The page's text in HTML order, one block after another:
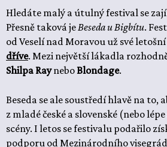
Hledáte malý a útulný festival se
Přesně taková je Beseda u Bigbítu.
od Veselí nad Moravou už své
dříve. Mezi největší lákadla
Shilpa RayneboBlondage.
Beseda se ale soustředí hlavě na to,
z mladé české a slovenské (nebo
scény. I letos se festivalu podařilo
podporu od Mezinárodního